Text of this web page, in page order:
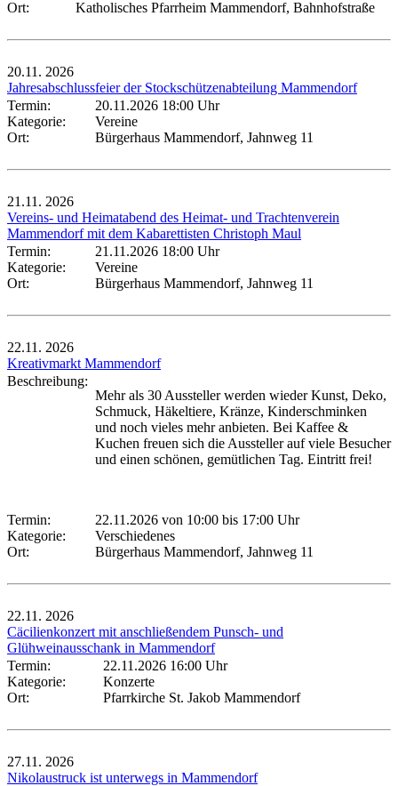
Ort: Katholisches Pfarrheim Mammendorf, Bahnhofstraße
20.11. 2026
Jahresabschlussfeier der Stockschützenabteilung Mammendorf
Termin:
20.11.2026 18:00 Uhr
Kategorie:
Vereine
Ort:
Bürgerhaus Mammendorf, Jahnweg 11
21.11. 2026
Vereins- und Heimatabend des Heimat- und Trachtenverein
Mammendorf mit dem Kabarettisten Christoph Maul
Termin:
21.11.2026 18:00 Uhr
Kategorie:
Vereine
Ort:
Bürgerhaus Mammendorf, Jahnweg 11
22.11. 2026
Kreativmarkt Mammendorf
Beschreibung:
Mehr als 30 Aussteller werden wieder Kunst, Deko,
Schmuck, Häkeltiere, Kränze, Kinderschminken
und noch vieles mehr anbieten. Bei Kaffee &
Kuchen freuen sich die Aussteller auf viele Besucher
und einen schönen, gemütlichen Tag. Eintritt frei!
Termin: 22.11.2026 von 10:00 bis 17:00 Uhr
Kategorie:
Verschiedenes
Ort:
Bürgerhaus Mammendorf, Jahnweg 11
22.11. 2026
Cäcilienkonzert mit anschließendem Punsch- und
Glühweinausschank in Mammendorf
Termin:
22.11.2026 16:00 Uhr
Kategorie:
Konzerte
Ort:
Pfarrkirche St. Jakob Mammendorf
27.11. 2026
Nikolaustruck ist unterwegs in Mammendorf